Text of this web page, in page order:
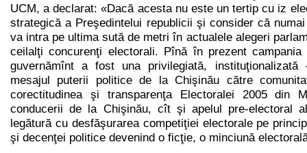
UCM, a declarat: «Dacă acesta nu este un tertip cu iz
strategică a Preşedintelui republicii şi consider că
va intra pe ultima sută de metri în actualele alegeri
ceilalţi concurenţi electorali. Pînă în prezent
guvernămînt a fost una privilegiată,
mesajul puterii politice de la Chişinău către
corectitudinea şi transparenţa Electoralei 2005 din
conducerii de la Chişinău, cît şi apelul pre-electoral
legătură cu desfăşurarea competiţiei electorale pe
şi decenţei politice devenind o ficţie, o minciună